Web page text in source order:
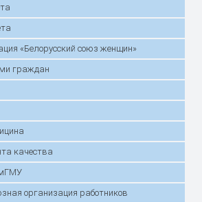
«Белорусский союз женщин»
граждан
качества
организация работников